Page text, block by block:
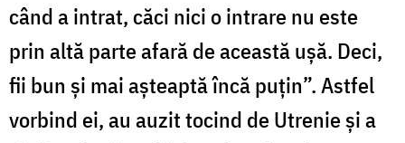
când a intrat, căci nici o intrare nu este
prin altă parte afară de această ușă. Deci,
fii bun și mai așteaptă încă puțin”. Astfel
vorbind ei, au auzit tocind de Utrenie și a